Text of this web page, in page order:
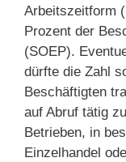
Arbeitszeitform
Prozent der
(SOEP).
dürfte die Zahl
Beschäftigten
auf Abruf tätig
Betrieben, in
Einzelhandel